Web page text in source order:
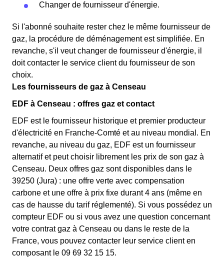
Changer de fournisseur d'énergie.
Si l'abonné souhaite rester chez le même fournisseur de
gaz, la procédure de déménagement est simplifiée. En
revanche, s'il veut changer de fournisseur d'énergie, il
doit contacter le service client du fournisseur de son
choix.
Les fournisseurs de gaz à Censeau
EDF à Censeau : offres gaz et contact
EDF est le fournisseur historique et premier producteur
d'électricité en Franche-Comté et au niveau mondial. En
revanche, au niveau du gaz, EDF est un fournisseur
alternatif et peut choisir librement les prix de son gaz à
Censeau. Deux offres gaz sont disponibles dans le
39250 (Jura) : une offre verte avec compensation
carbone et une offre à prix fixe durant 4 ans (même en
cas de hausse du tarif réglementé). Si vous possédez un
compteur EDF ou si vous avez une question concernant
votre contrat gaz à Censeau ou dans le reste de la
France, vous pouvez contacter leur service client en
composant le 09 69 32 15 15.